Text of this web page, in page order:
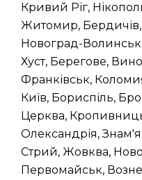
Кривий Ріг,
Житомир,
Новоград-
Хуст, Берегове,
Франківськ,
Київ, Бориспіль,
Церква,
Олександрія,
Стрий, Жовква,
Первомайськ,